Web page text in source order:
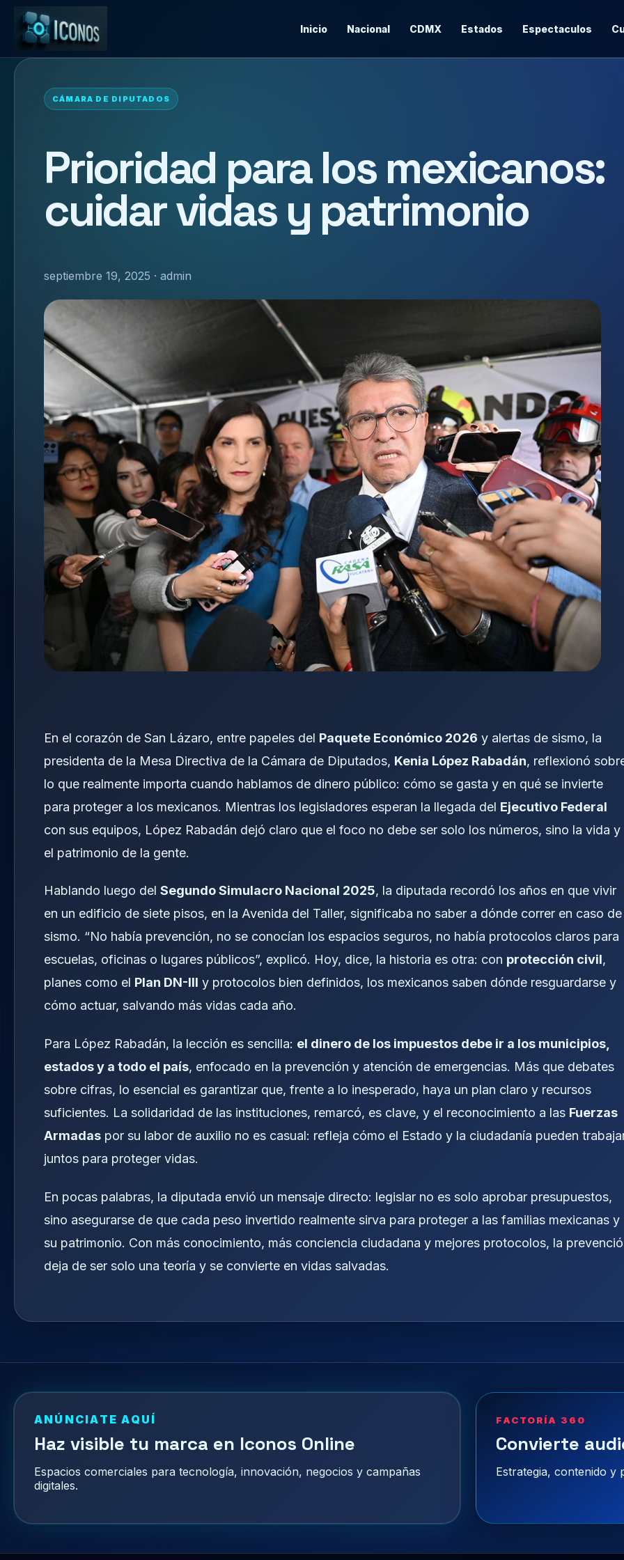
Inicio Nacional CDMX Estados Espectaculos
CÁMARA DE DIPUTADOS
Prioridad para los mexicanos:
cuidar vidas y patrimonio
septiembre 19, 2025 · admin
En el corazón de San Lázaro, entre papeles del Paquete Económico 2026 y alertas de sismo, la
presidenta de la Mesa Directiva de la Cámara de Diputados, Kenia López Rabadán, reflexionó
lo que realmente importa cuando hablamos de dinero público: cómo se gasta y en qué se invierte
para proteger a los mexicanos. Mientras los legisladores esperan la llegada del Ejecutivo Federal
con sus equipos, López Rabadán dejó claro que el foco no debe ser solo los números, sino la vida y
el patrimonio de la gente.
Hablando luego del Segundo Simulacro Nacional 2025, la diputada recordó los años en que vivir
en un edificio de siete pisos, en la Avenida del Taller, significaba no saber a dónde correr en caso de
sismo. “No había prevención, no se conocían los espacios seguros, no había protocolos claros para
escuelas, oficinas o lugares públicos”, explicó. Hoy, dice, la historia es otra: con protección civil,
planes como el Plan DN-III y protocolos bien definidos, los mexicanos saben dónde resguardarse y
cómo actuar, salvando más vidas cada año.
Para López Rabadán, la lección es sencilla: el dinero de los impuestos debe ir a los municipios,
estados y a todo el país, enfocado en la prevención y atención de emergencias. Más que debates
sobre cifras, lo esencial es garantizar que, frente a lo inesperado, haya un plan claro y recursos
suficientes. La solidaridad de las instituciones, remarcó, es clave, y el reconocimiento a las Fuerzas
Armadas por su labor de auxilio no es casual: refleja cómo el Estado y la ciudadanía pueden
juntos para proteger vidas.
En pocas palabras, la diputada envió un mensaje directo: legislar no es solo aprobar presupuestos,
sino asegurarse de que cada peso invertido realmente sirva para proteger a las familias mexicanas y
su patrimonio. Con más conocimiento, más conciencia ciudadana y mejores protocolos, la
deja de ser solo una teoría y se convierte en vidas salvadas.
ANÚNCIATE AQUÍ
Haz visible tu marca en Iconos Online
Espacios comerciales para tecnología, innovación, negocios y campañas
digitales.
FACTORÍA 360
Convierte
Estrategia, contenido y